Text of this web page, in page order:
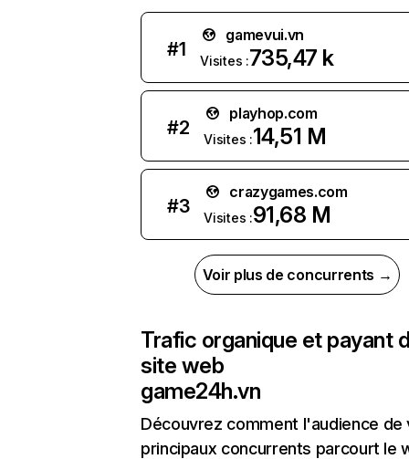
#1
gamevui.vn
Visites :735,47 k
#2
playhop.com
Visites :14,51 M
#3
crazygames.com
Visites :91,68 M
Voir plus de concurrents →
Trafic organique et payant
site web
game24h.vn
Découvrez comment l'audience de
principaux concurrents parcourt le